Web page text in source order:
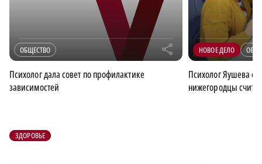
ОБЩЕСТВО r
Психолог дала совет по профилактике
зависимостей
НОВОЕ ДЕЛО
Психолог Яушева
нижегородцы
ЗДОРОВЬЕ